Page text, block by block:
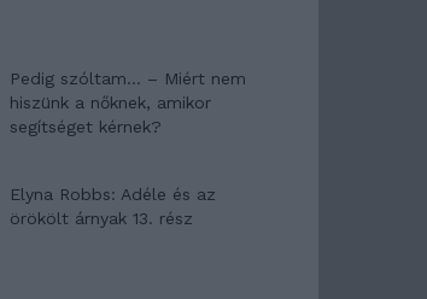
Pedig szóltam… – Miért nem
hiszünk a nőknek, amikor
segítséget kérnek?
Elyna Robbs: Adéle és az
örökölt árnyak 13. rész